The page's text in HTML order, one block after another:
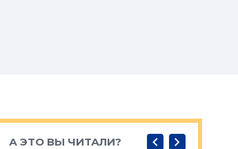
А ЭТО ВЫ ЧИТАЛИ?